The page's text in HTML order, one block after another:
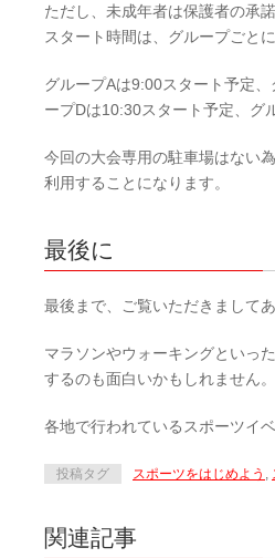
ただし、未成年者は保護者の承
スタート時間は、グループごと
グループAは9:00スタート予定
ープDは10:30スタート予定、グ
今回の大会専用の駐車場はない
利用することになります。
最後に
最後まで、ご覧いただきまして
マラソンやウォーキングといっ
するのも面白いかもしれません。
各地で行われているスポーツイ
投稿タグ スポーツをはじめよう ,
関連記事